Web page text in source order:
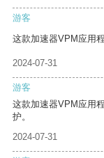
游客
这款加速器VPM应用
2024-07-31
游客
这款加速器VPM应用
护。
2024-07-31